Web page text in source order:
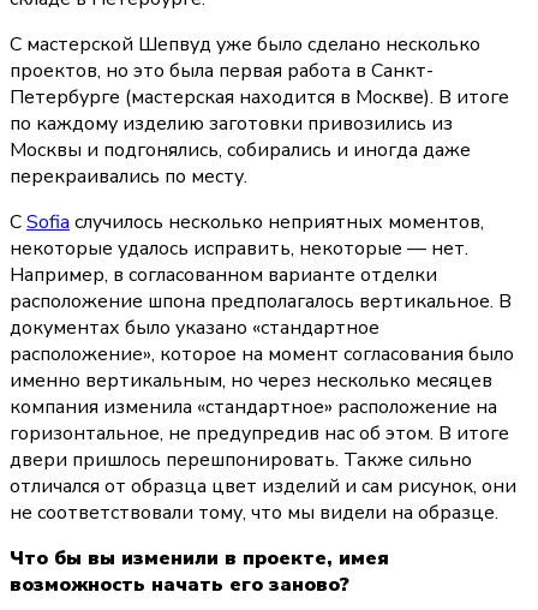
С мастерской Шепвуд уже было сделано несколько
проектов, но это была первая работа в Санкт-
Петербурге (мастерская находится в Москве). В итоге
по каждому изделию заготовки привозились из
Москвы и подгонялись, собирались и иногда даже
перекраивались по месту.
С Sofia случилось несколько неприятных моментов,
некоторые удалось исправить, некоторые — нет.
Например, в согласованном варианте отделки
расположение шпона предполагалось вертикальное. В
документах было указано «стандартное
расположение», которое на момент согласования было
именно вертикальным, но через несколько месяцев
компания изменила «стандартное» расположение на
горизонтальное, не предупредив нас об этом. В итоге
двери пришлось перешпонировать. Также сильно
отличался от образца цвет изделий и сам рисунок, они
не соответствовали тому, что мы видели на образце.
Что бы вы изменили в проекте, имея
возможность начать его заново?